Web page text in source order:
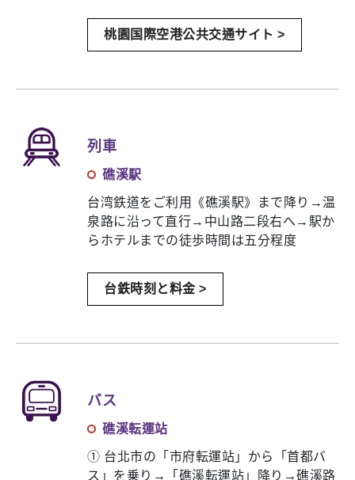
桃園国際空港公共交通サイト >
列車
礁溪駅
台湾鉄道をご利用《礁溪駅》まで降り→温
泉路に沿って直行→中山路二段右へ→駅か
らホテルまでの徒歩時間は五分程度
台鉄時刻と料金 >
バス
礁溪転運站
① 台北市の「市府転運站」から「首都バ
ス」を乗り→「礁溪転運站」降り→礁溪路